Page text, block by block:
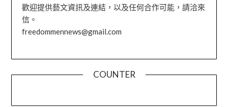
歡迎提供藝文資訊及連結，以及任何合作可能，請洽來
信。
freedommennews@gmail.com
COUNTER